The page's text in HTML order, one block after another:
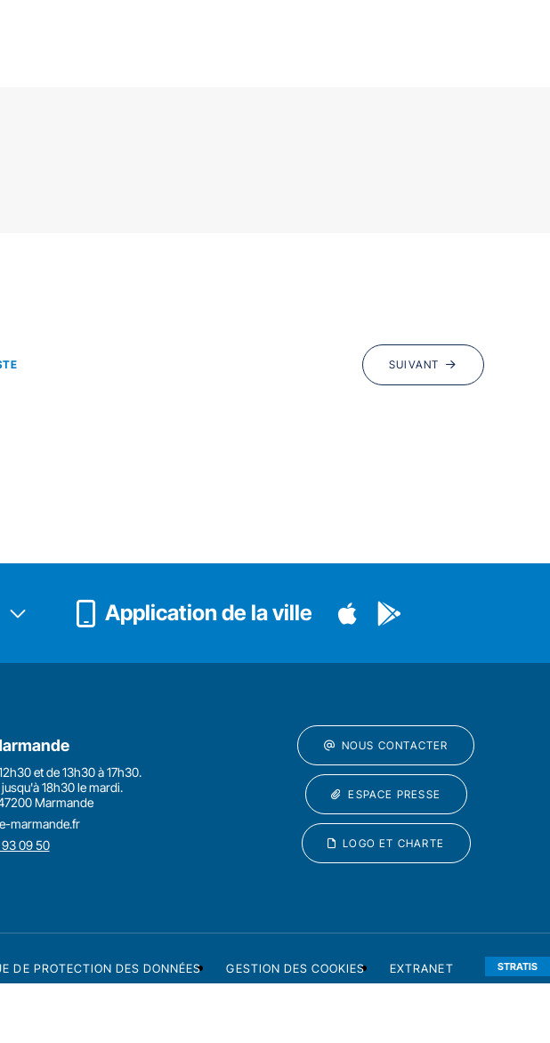
SUIVANT
Application de la ville
et de 13h30 à 17h30.
18h30 le mardi.
Marmande
marmande.fr
09 50
NOUS CONTACTER
ESPACE PRESSE
LOGO ET CHARTE
DE PROTECTION DES DONNÉES GESTION DES COOKIES EXTRANET STRATIS